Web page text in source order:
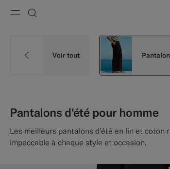
Voir tout
Pantalons d'été pour homme
Les meilleurs pantalons d’été en lin et
impeccable à chaque style et occasion.